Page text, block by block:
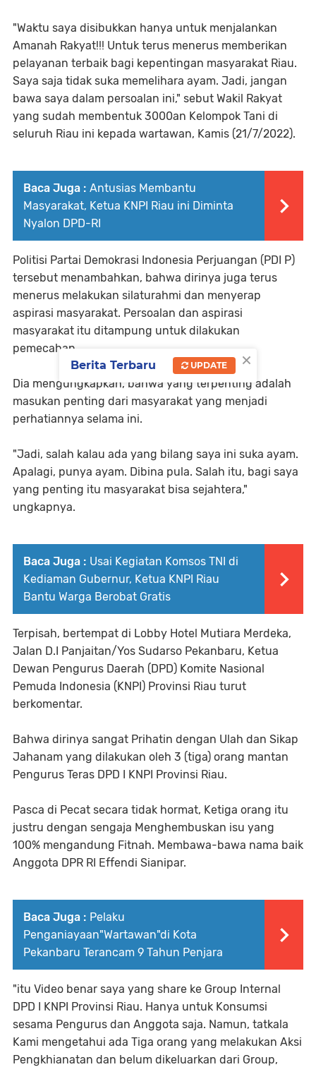
"Waktu saya disibukkan hanya untuk menjalankan
Amanah Rakyat!!! Untuk terus menerus memberikan
pelayanan terbaik bagi kepentingan masyarakat Riau.
Saya saja tidak suka memelihara ayam. Jadi, jangan
bawa saya dalam persoalan ini," sebut Wakil Rakyat
yang sudah membentuk 3000an Kelompok Tani di
seluruh Riau ini kepada wartawan, Kamis (21/7/2022).
Baca Juga : Antusias Membantu
Masyarakat, Ketua KNPI Riau ini Diminta
Nyalon DPD-RI
Politisi Partai Demokrasi Indonesia Perjuangan (PDI P)
tersebut menambahkan, bahwa dirinya juga terus
menerus melakukan silaturahmi dan menyerap
aspirasi masyarakat. Persoalan dan aspirasi
masyarakat itu ditampung untuk dilakukan
pemecahan.
Dia mengungkapkan, bahwa yang terpenting adalah
masukan penting dari masyarakat yang menjadi
perhatiannya selama ini.
"Jadi, salah kalau ada yang bilang saya ini suka ayam.
Apalagi, punya ayam. Dibina pula. Salah itu, bagi saya
yang penting itu masyarakat bisa sejahtera,"
ungkapnya.
Baca Juga : Usai Kegiatan Komsos TNI di
Kediaman Gubernur, Ketua KNPI Riau
Bantu Warga Berobat Gratis
Terpisah, bertempat di Lobby Hotel Mutiara Merdeka,
Jalan D.I Panjaitan/Yos Sudarso Pekanbaru, Ketua
Dewan Pengurus Daerah (DPD) Komite Nasional
Pemuda Indonesia (KNPI) Provinsi Riau turut
berkomentar.
Bahwa dirinya sangat Prihatin dengan Ulah dan Sikap
Jahanam yang dilakukan oleh 3 (tiga) orang mantan
Pengurus Teras DPD I KNPI Provinsi Riau.
Pasca di Pecat secara tidak hormat, Ketiga orang itu
justru dengan sengaja Menghembuskan isu yang
100% mengandung Fitnah. Membawa-bawa nama baik
Anggota DPR RI Effendi Sianipar.
Baca Juga : Pelaku
Penganiayaan"Wartawan"di Kota
Pekanbaru Terancam 9 Tahun Penjara
"itu Video benar saya yang share ke Group Internal
DPD I KNPI Provinsi Riau. Hanya untuk Konsumsi
sesama Pengurus dan Anggota saja. Namun, tatkala
Kami mengetahui ada Tiga orang yang melakukan Aksi
Pengkhianatan dan belum dikeluarkan dari Group,
×
Berita Terbaru UPDATE